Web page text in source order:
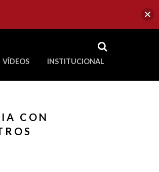
RSS
VÍDEOS INSTITUCIONAL
CON